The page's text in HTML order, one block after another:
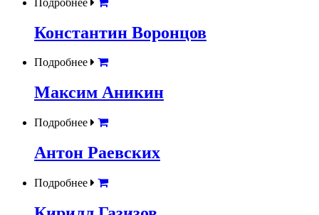
Константин Воронцов
Подробнее
Максим Аникин
Подробнее
Антон Раевских
Подробнее